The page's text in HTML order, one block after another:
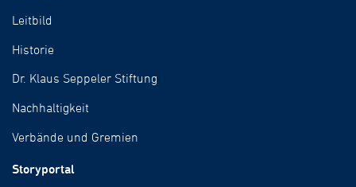
Leitbild
Historie
Dr. Klaus Seppeler Stiftung
Nachhaltigkeit
Verbände und Gremien
Storyportal